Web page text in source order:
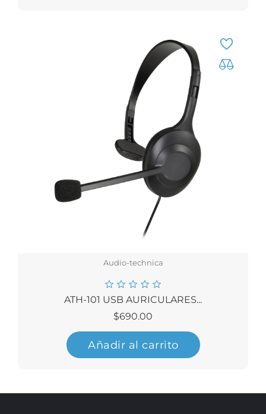
Audio-technica
ATH-101 USB AURICULARES...
$690.00
Añadir al carrito